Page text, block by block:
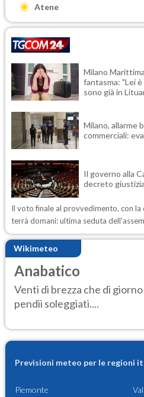
Atene
Milano
fantasma: "Lei
sono già in
Milano, allarme
commerciali:
Il governo alla
decreto
Il voto finale al provvedimento, con la
terrà domani: ultima seduta
Wikimeteo
Anabatico
Venti di brezza che di
pendii soleggiati....
Previsioni meteo per le regioni
Piemonte